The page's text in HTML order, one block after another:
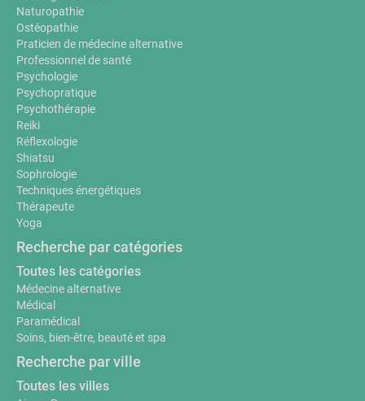
Naturopathie
Ostéopathie
Praticien de médecine alternative
Professionnel de santé
Psychologie
Psychopratique
Psychothérapie
Reiki
Réflexologie
Shiatsu
Sophrologie
Techniques énergétiques
Thérapeute
Yoga
Recherche par catégories
Toutes les catégories
Médecine alternative
Médical
Paramédical
Soins, bien-être, beauté et spa
Recherche par ville
Toutes les villes